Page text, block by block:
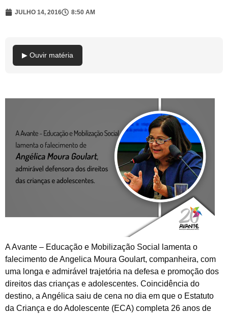
JULHO 14, 2016 8:50 AM
▶ Ouvir matéria
A Avante – Educação e Mobilização Social lamenta o
falecimento de Angelica Moura Goulart, companheira, com
uma longa e admirável trajetória na defesa e promoção dos
direitos das crianças e adolescentes. Coincidência do
destino, a Angélica saiu de cena no dia em que o Estatuto
da Criança e do Adolescente (ECA) completa 26 anos de